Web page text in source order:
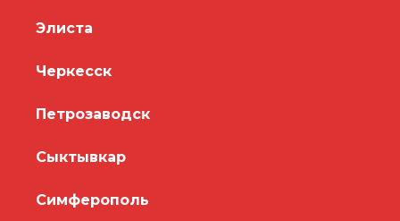
Элиста
Черкесск
Петрозаводск
Сыктывкар
Симферополь